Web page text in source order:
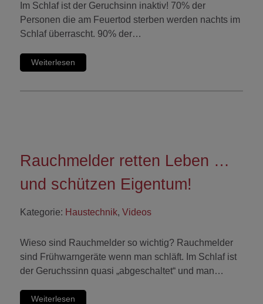
Im Schlaf ist der Geruchsinn inaktiv! 70% der
Personen die am Feuertod sterben werden nachts im
Schlaf überrascht. 90% der…
Weiterlesen
Rauchmelder retten Leben …
und schützen Eigentum!
Kategorie: Haustechnik, Videos
Wieso sind Rauchmelder so wichtig? Rauchmelder
sind Frühwarngeräte wenn man schläft. Im Schlaf ist
der Geruchssinn quasi „abgeschaltet“ und man…
Weiterlesen